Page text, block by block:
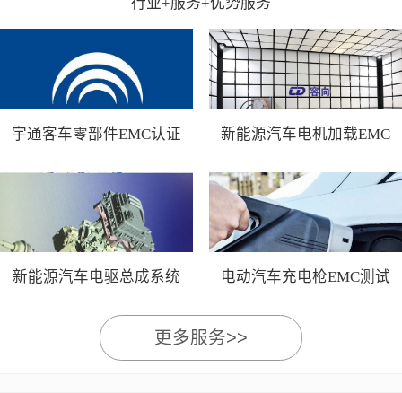
宇通客车零部件EMC认证
新能源汽车电机加载EMC
新能源汽车电驱总成系统
电动汽车充电枪EMC测试
更多服务>>